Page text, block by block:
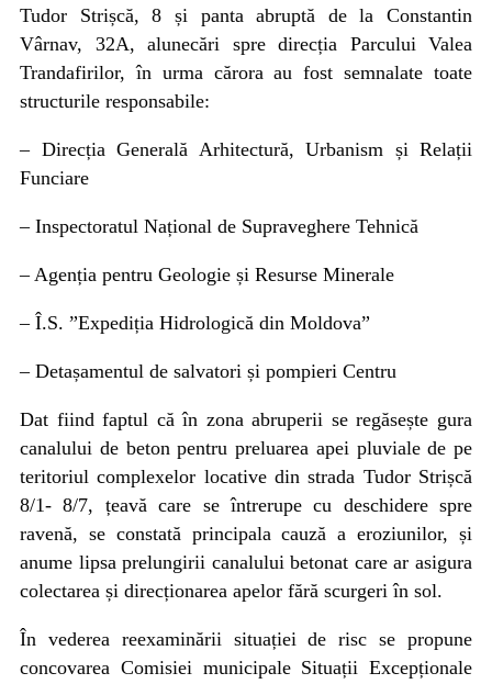
Tudor Strișcă, 8 și panta abruptă de la Constantin
Vârnav, 32A, alunecări spre direcția Parcului Valea
Trandafirilor, în urma cărora au fost semnalate toate
structurile responsabile:
– Direcția Generală Arhitectură, Urbanism și Relații
Funciare
– Inspectoratul Național de Supraveghere Tehnică
– Agenția pentru Geologie și Resurse Minerale
– Î.S. ”Expediția Hidrologică din Moldova”
– Detașamentul de salvatori și pompieri Centru
Dat fiind faptul că în zona abruperii se regăsește gura
canalului de beton pentru preluarea apei pluviale de pe
teritoriul complexelor locative din strada Tudor Strișcă
8/1- 8/7, țeavă care se întrerupe cu deschidere spre
ravenă, se constată principala cauză a eroziunilor, și
anume lipsa prelungirii canalului betonat care ar asigura
colectarea și direcționarea apelor fără scurgeri în sol.
În vederea reexaminării situației de risc se propune
concovarea Comisiei municipale Situații Excepționale